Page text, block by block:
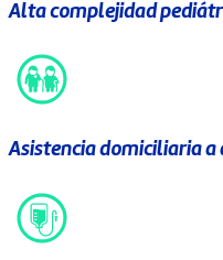
Alta complejidad
Asistencia domiciliaria